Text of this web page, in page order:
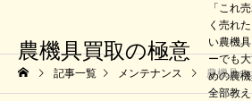
農機具買取の極意
「これ
く売れ
い農機
ーでも
めの農
全部教
記事一覧 メンテナンス 農機具のオイル